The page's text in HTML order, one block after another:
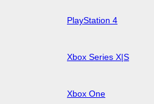
PlayStation 4
Xbox Series X|S
Xbox One